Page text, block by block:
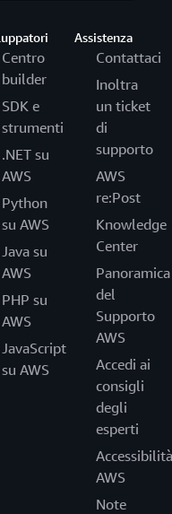
Centro
builder
SDK e
strumenti
.NET su
AWS
Python
su AWS
Java su
AWS
PHP su
AWS
JavaScript
su AWS
Assistenza
Contattaci
Inoltra
un ticket
di
supporto
AWS
re:Post
Knowledge
Center
Panoramica
del
Supporto
AWS
Accedi ai
consigli
degli
esperti
Accessibilità
AWS
Note